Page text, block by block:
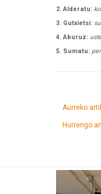
2. Alderatu:
3. Gutxietsi:
4. Aburuz:
5. Sumatu:
Aurreko
Hurrengo